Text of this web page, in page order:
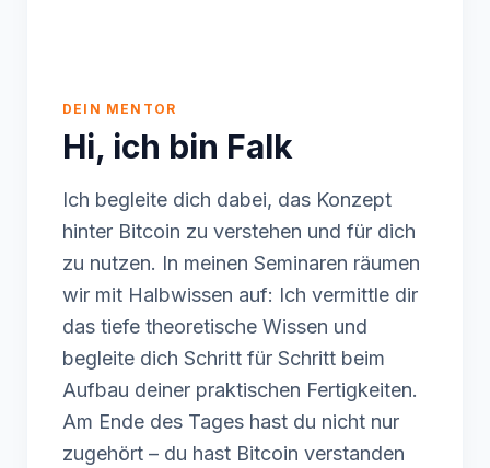
DEIN MENTOR
Hi, ich bin Falk
Ich begleite dich dabei, das Konzept
hinter Bitcoin zu verstehen und für dich
zu nutzen. In meinen Seminaren räumen
wir mit Halbwissen auf: Ich vermittle dir
das tiefe theoretische Wissen und
begleite dich Schritt für Schritt beim
Aufbau deiner praktischen Fertigkeiten.
Am Ende des Tages hast du nicht nur
zugehört – du hast Bitcoin verstanden